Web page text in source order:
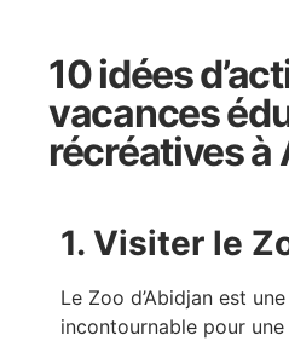
10 idées
vacances
récréatives à
1. Visiter le
Le Zoo d’Abidjan est
incontournable pour